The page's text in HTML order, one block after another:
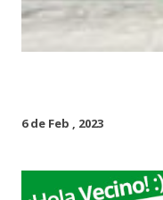
6 de Feb , 2023